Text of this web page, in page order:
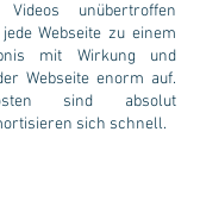
unübertroffen
Webseite zu einem
mit Wirkung und
Webseite enorm auf.
sind absolut
sich schnell.